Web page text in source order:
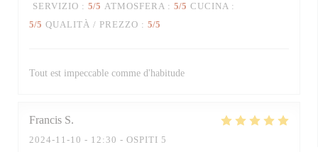
SERVIZIO : 5/5 ATMOSFERA : 5/5 CUCINA :
5/5 QUALITÀ / PREZZO : 5/5
Tout est impeccable comme d'habitude
Francis S
2024-11-10 - 12:30 - OSPITI 5